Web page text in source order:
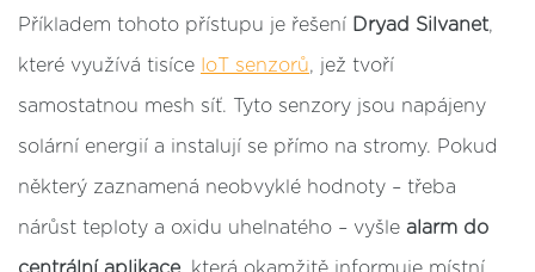
Příkladem tohoto přístupu je řešení Dryad Silvanet,
které využívá tisíce IoT senzorů, jež tvoří
samostatnou mesh síť. Tyto senzory jsou napájeny
solární energií a instalují se přímo na stromy. Pokud
některý zaznamená neobvyklé hodnoty – třeba
nárůst teploty a oxidu uhelnatého – vyšle alarm do